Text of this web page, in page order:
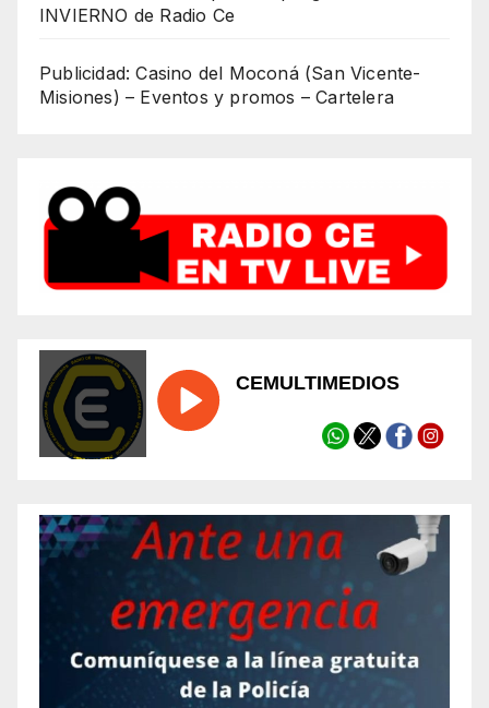
INVIERNO de Radio Ce
Publicidad: Casino del Moconá (San Vicente-
Misiones) – Eventos y promos – Cartelera